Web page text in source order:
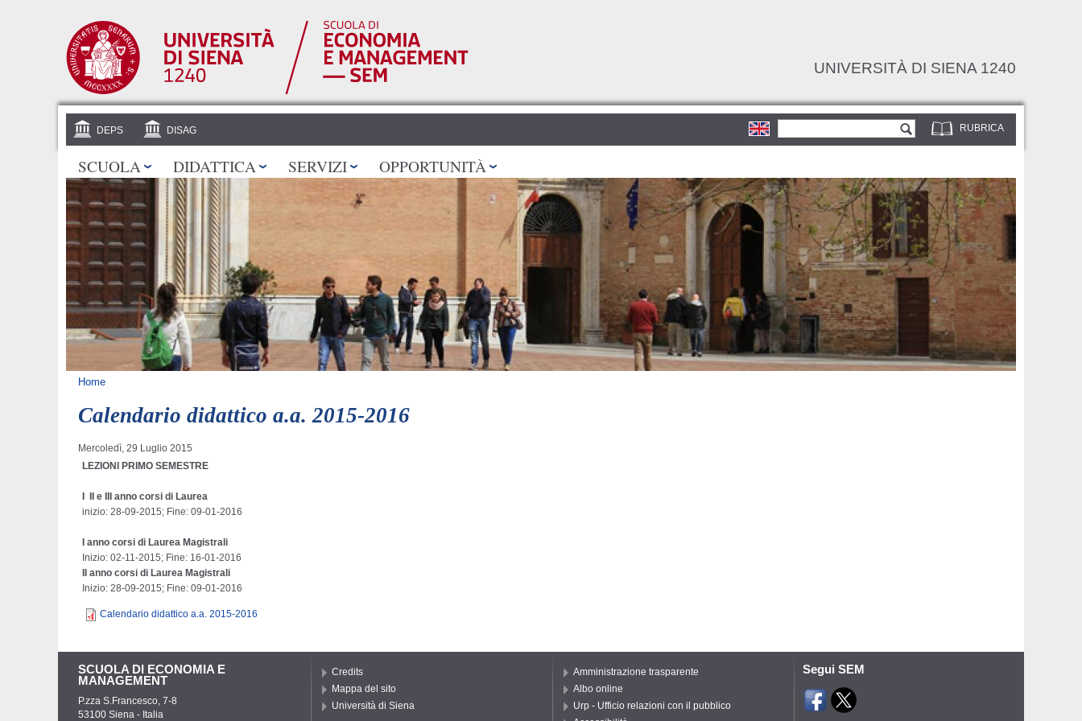
UNIVERSITÀ DI SIENA 1240
RUBRICA
Form di ricerca
DEPS DISAG
SCUOLA DIDATTICA SERVIZI OPPORTUNITÀ
Tu sei qui
Home
Calendario didattico a.a. 2015-2016
Mercoledì, 29 Luglio 2015
LEZIONI PRIMO SEMESTRE
I II e III anno corsi di Laurea
inizio: 28-09-2015; Fine: 09-01-2016
I anno corsi di Laurea Magistrali
Inizio: 02-11-2015; Fine: 16-01-2016
II anno corsi di Laurea Magistrali
Inizio: 28-09-2015; Fine: 09-01-2016
Calendario didattico a.a. 2015-2016
SCUOLA DI ECONOMIA E
MANAGEMENT
P.zza S.Francesco, 7-8
53100 Siena - Italia
Credits
Mappa del sito
Università di Siena
Amministrazione trasparente
Albo online
Urp - Ufficio relazioni con il pubblico
Segui SEM